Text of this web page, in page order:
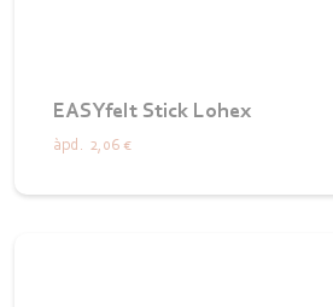
EASYfelt Stick Lohex
àpd. 2,06 €